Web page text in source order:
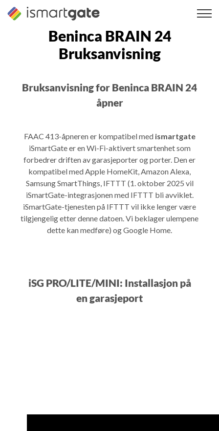
Hopp
Beninca BRAIN 24
Bruksanvisning
Bruksanvisning for Beninca BRAIN 24
åpner
FAAC 413-åpneren er kompatibel med ismartgate
iSmartGate er en Wi-Fi-aktivert smartenhet som
forbedrer driften av garasjeporter og porter. Den er
kompatibel med Apple HomeKit, Amazon Alexa,
Samsung SmartThings, IFTTT (1. oktober 2025 vil
iSmartGate-integrasjonen med IFTTT bli avviklet.
iSmartGate-tjenesten på IFTTT vil ikke lenger være
tilgjengelig etter denne datoen. Vi beklager ulempene
dette kan medføre) og Google Home.
iSG PRO/LITE/MINI: Installasjon på
en garasjeport